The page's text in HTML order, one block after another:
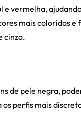
e vermelha,
mais coloridas
cinza.
de pele negra,
perfis mais